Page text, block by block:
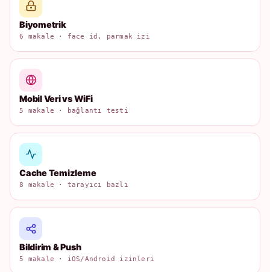
Biyometrik
6 makale · face id, parmak izi
Mobil Veri vs WiFi
5 makale · bağlantı testi
Cache Temizleme
8 makale · tarayıcı bazlı
Bildirim & Push
5 makale · iOS/Android izinleri